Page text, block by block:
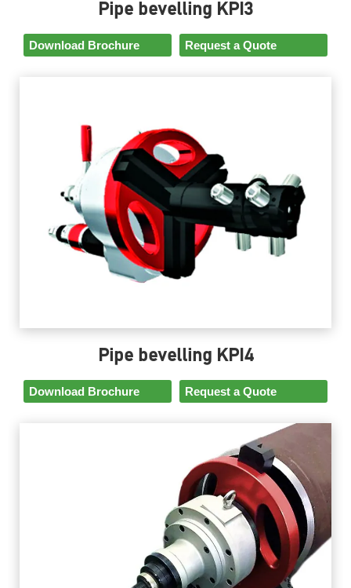
Pipe bevelling KPI3
Download Brochure Request a Quote
Pipe bevelling KPI4
Download Brochure Request a Quote